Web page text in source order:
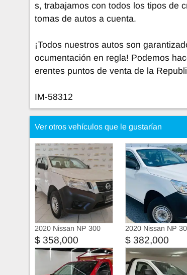
s, trabajamos con todos los tipos de
tomas de autos a cuenta.
¡Todos nuestros autos son
ocumentación en regla! Podemos
erentes puntos de venta de la
IM-58312
Ver otros vehículos que le gustarían
2020 Nissan NP 300
$ 358,000
2020 Nissan NP
$ 382,000